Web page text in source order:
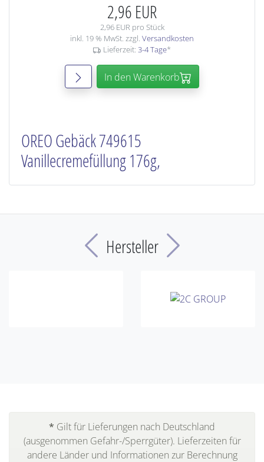
2,96 EUR
2,96 EUR pro Stück
inkl. 19 % MwSt. zzgl. Versandkosten
Lieferzeit: 3-4 Tage*
In den Warenkorb
OREO Gebäck 749615
Vanillecremefüllung 176g,
Previous
Hersteller
* Gilt für Lieferungen nach Deutschland
(ausgenommen Gefahr-/Sperrgüter). Lieferzeiten für
andere Länder und Informationen zur Berechnung